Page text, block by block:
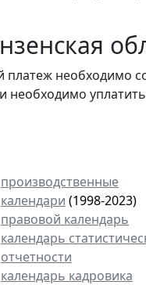
платеж
необходимо
производственные
календари (1998-2023)
правовой календарь
календарь
отчетности
календарь кадровика